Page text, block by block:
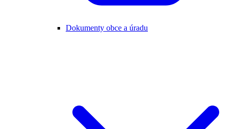
Dokumenty obce a úradu